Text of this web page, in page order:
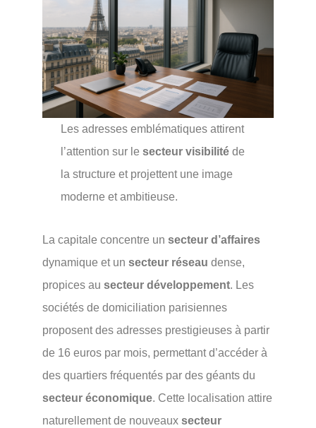
Les adresses emblématiques attirent
l’attention sur lesecteur visibilité de
la structure et projettent une image
moderne et ambitieuse.
La capitale concentre un secteur d’affaires
dynamique et un secteur réseau dense,
propices au secteur développement. Les
sociétés de domiciliation parisiennes
proposent des adresses prestigieuses à partir
de 16 euros par mois, permettant d’accéder à
des quartiers fréquentés par des géants du
secteur économique. Cette localisation attire
naturellement de nouveaux secteur